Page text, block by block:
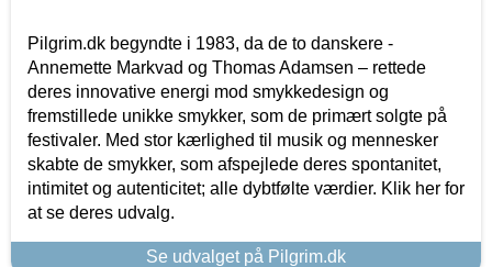
Pilgrim.dk begyndte i 1983, da de to danskere -
Annemette Markvad og Thomas Adamsen – rettede
deres innovative energi mod smykkedesign og
fremstillede unikke smykker, som de primært solgte på
festivaler. Med stor kærlighed til musik og mennesker
skabte de smykker, som afspejlede deres spontanitet,
intimitet og autenticitet; alle dybtfølte værdier. Klik her for
at se deres udvalg.
Se udvalget på Pilgrim.dk